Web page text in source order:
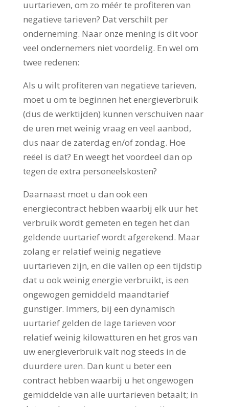
uurtarieven, om zo méér te profiteren van
negatieve tarieven? Dat verschilt per
onderneming. Naar onze mening is dit voor
veel ondernemers niet voordelig. En wel om
twee redenen:
Als u wilt profiteren van negatieve tarieven,
moet u om te beginnen het energieverbruik
(dus de werktijden) kunnen verschuiven naar
de uren met weinig vraag en veel aanbod,
dus naar de zaterdag en/of zondag. Hoe
reëel is dat? En weegt het voordeel dan op
tegen de extra personeelskosten?
Daarnaast moet u dan ook een
energiecontract hebben waarbij elk uur het
verbruik wordt gemeten en tegen het dan
geldende uurtarief wordt afgerekend. Maar
zolang er relatief weinig negatieve
uurtarieven zijn, en die vallen op een tijdstip
dat u ook weinig energie verbruikt, is een
ongewogen gemiddeld maandtarief
gunstiger. Immers, bij een dynamisch
uurtarief gelden de lage tarieven voor
relatief weinig kilowatturen en het gros van
uw energieverbruik valt nog steeds in de
duurdere uren. Dan kunt u beter een
contract hebben waarbij u het ongewogen
gemiddelde van alle uurtarieven betaalt; in